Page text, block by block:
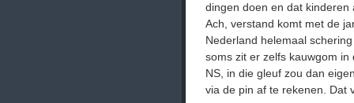
dingen doen en dat
Ach, verstand komt met de
Nederland helemaal
soms zit er zelfs kauwgom
NS, in die gleuf zou dan
via de pin af te rekenen. Dat